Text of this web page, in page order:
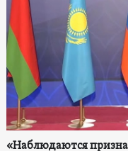
«Наблюдаются